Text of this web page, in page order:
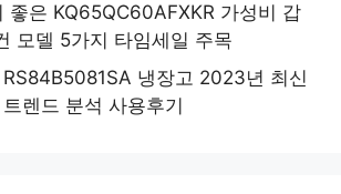
좋은 KQ65QC60AFXKR 가성비 갑
모델 5가지 타임세일 주목
냉장고 2023년 최신
트렌드 분석 사용후기